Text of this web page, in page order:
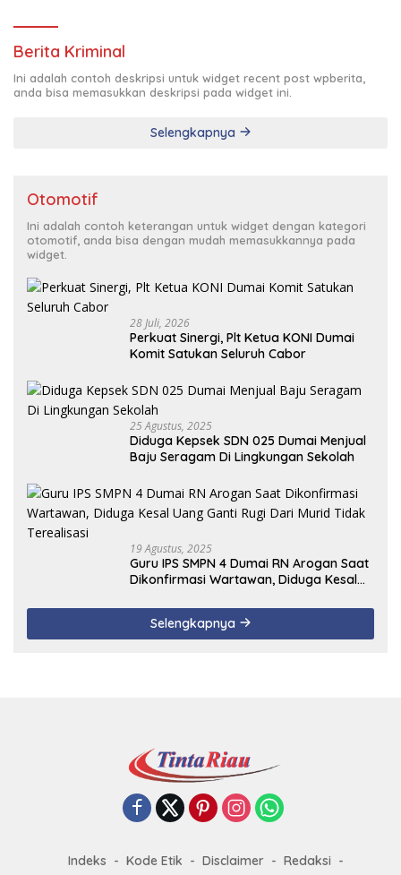
Berita Kriminal
Ini adalah contoh deskripsi untuk widget recent post wpberita,
anda bisa memasukkan deskripsi pada widget ini.
Selengkapnya
Otomotif
Ini adalah contoh keterangan untuk widget dengan kategori
otomotif, anda bisa dengan mudah memasukkannya pada
widget.
28 Juli, 2026
Perkuat Sinergi, Plt Ketua KONI Dumai
Komit Satukan Seluruh Cabor
25 Agustus, 2025
Diduga Kepsek SDN 025 Dumai Menjual
Baju Seragam Di Lingkungan Sekolah
19 Agustus, 2025
Guru IPS SMPN 4 Dumai RN Arogan Saat
Dikonfirmasi Wartawan, Diduga Kesal
Terealisasi
Selengkapnya
Indeks Kode Etik Disclaimer
Redaksi